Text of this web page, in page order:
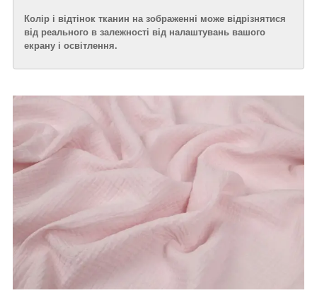
Колір і відтінок тканин на зображенні може відрізнятися
від реального в залежності від налаштувань вашого
екрану і освітлення.